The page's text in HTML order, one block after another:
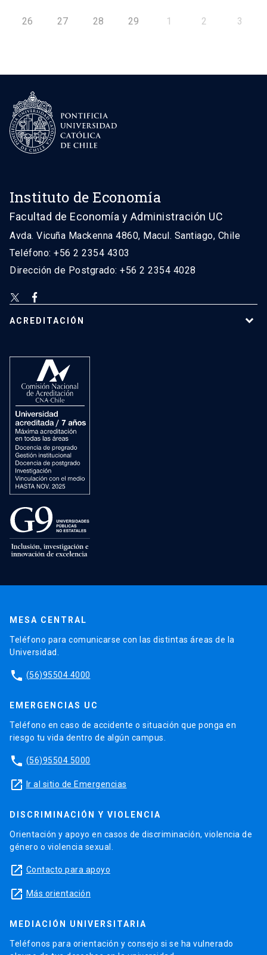
26 27 28 29 1 2 3
Instituto de Economía
Facultad de Economía y Administración UC
Avda. Vicuña Mackenna 4860, Macul. Santiago, Chile
Teléfono: +56 2 2354 4303
Dirección de Postgrado: +56 2 2354 4028
ACREDITACIÓN
MESA CENTRAL
Teléfono para comunicarse con las distintas áreas de la
Universidad.
phone (56)95504 4000
EMERGENCIAS UC
Teléfono en caso de accidente o situación que ponga en
riesgo tu vida dentro de algún campus.
phone (56)95504 5000
launch Ir al sitio de Emergencias
DISCRIMINACIÓN Y VIOLENCIA
Orientación y apoyo en casos de discriminación, violencia de
género o violencia sexual.
launch Contacto para apoyo
launch Más orientación
MEDIACIÓN UNIVERSITARIA
Teléfonos para orientación y consejo si se ha vulnerado